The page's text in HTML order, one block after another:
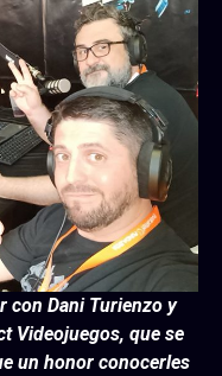
con Dani Turienzo y
Videojuegos, que se
un honor conocerles